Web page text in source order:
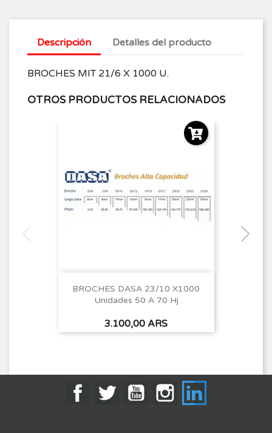
Descripción Detalles del producto
BROCHES MIT 21/6 X 1000 U.
OTROS PRODUCTOS RELACIONADOS
BROCHES DASA 23/10 X1000
Unidades 50 A 70 Hj
Precio
3.100,00 ARS
FacebookTwitter YouTubeInstagram